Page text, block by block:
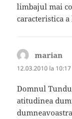
limbajul mai
caracteristica
marian
12.03.2010 la 10:17
Domnul
atitudinea